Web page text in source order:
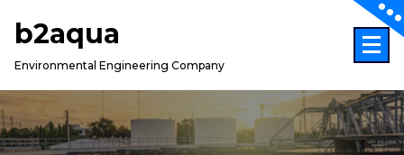
b2aqua
Environmental Engineering Company